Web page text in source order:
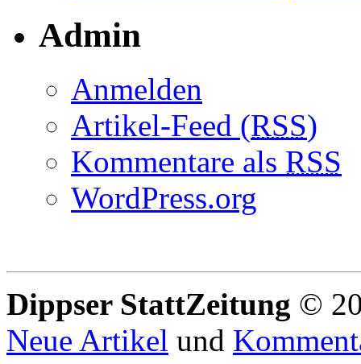
Admin
Anmelden
Artikel-Feed (RSS)
Kommentare als RSS
WordPress.org
Dippser StattZeitung ©
Neue Artikel und